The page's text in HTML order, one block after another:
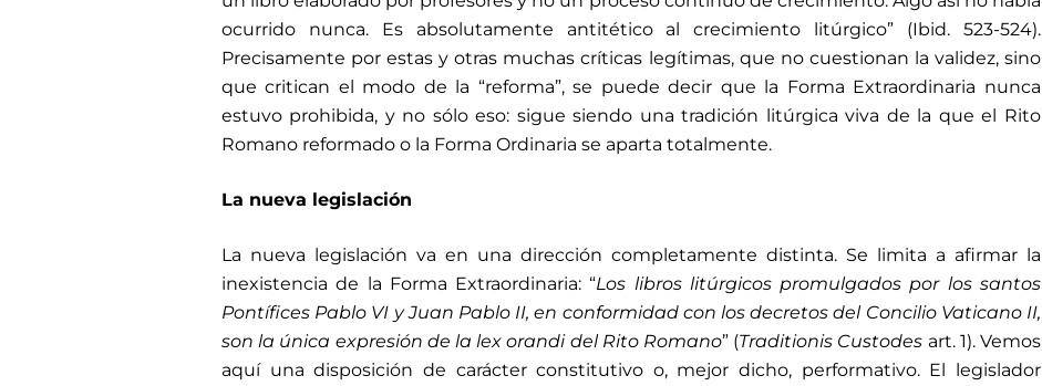
ocurrido nunca. Es absolutamente antitético al crecimiento litúrgico” (Ibid. 523-524).
Precisamente por estas y otras muchas críticas legítimas, que no cuestionan la validez, sino
que critican el modo de la “reforma”, se puede decir que la Forma Extraordinaria nunca
estuvo prohibida, y no sólo eso: sigue siendo una tradición litúrgica viva de la que el Rito
Romano reformado o la Forma Ordinaria se aparta totalmente.
La nueva legislación
La nueva legislación va en una dirección completamente distinta. Se limita a afirmar la
inexistencia de la Forma Extraordinaria: “Los libros litúrgicos promulgados por los santos
Pontífices Pablo VI y Juan Pablo II, en conformidad con los decretos del Concilio Vaticano II,
son la única expresión de la lex orandi del Rito Romano” (Traditionis Custodes art. 1). Vemos
aquí una disposición de carácter constitutivo o, mejor dicho, performativo. El legislador